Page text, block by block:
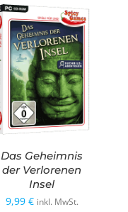
Das Geheimnis
der Verlorenen
Insel
9,99 € inkl. MwSt.